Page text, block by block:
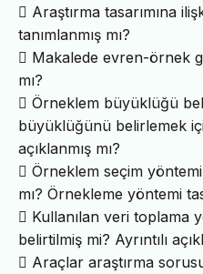
 Araştırma tasarımına
tanımlanmış mı?
 Makalede evren-örnek
mı?
 Örneklem büyüklüğü
büyüklüğünü belirlemek
açıklanmış mı?
 Örneklem seçim
mı? Örnekleme yöntemi
 Kullanılan veri toplama
belirtilmiş mi? Ayrıntılı
 Araçlar araştırma